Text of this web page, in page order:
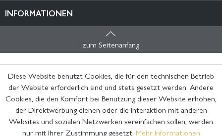
INFORMATIONEN
zum Seitenanfang
Diese Website benutzt Cookies, die für den technischen Betrieb
der Website erforderlich sind und stets gesetzt werden. Andere
Cookies, die den Komfort bei Benutzung dieser Website erhöhen,
der Direktwerbung dienen oder die Interaktion mit anderen
Websites und sozialen Netzwerken vereinfachen sollen, werden
nur mit Ihrer Zustimmung gesetzt. Mehr Informationen